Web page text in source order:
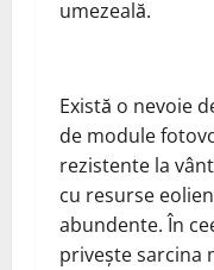
umezeală.
Există o nevoie
de module
rezistente la
cu resurse
abundente. În
privește sarcina